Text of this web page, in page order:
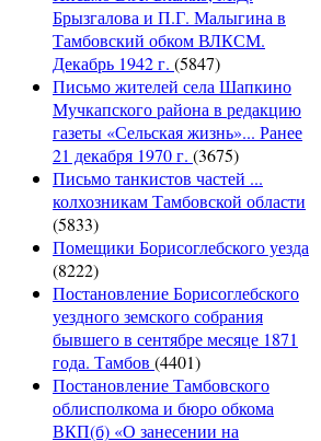
Брызгалова и П.Г. Малыгина в
Тамбовский обком ВЛКСМ.
Декабрь 1942 г. (5847)
Письмо жителей села Шапкино
Мучкапского района в редакцию
газеты «Сельская жизнь»... Ранее
21 декабря 1970 г. (3675)
Письмо танкистов частей ...
колхозникам Тамбовской области
(5833)
Помещики Борисоглебского уезда
(8222)
Постановление Борисоглебского
уездного земского собрания
бывшего в сентябре месяце 1871
года. Тамбов (4401)
Постановление Тамбовского
облисполкома и бюро обкома
ВКП(б) «О занесении на